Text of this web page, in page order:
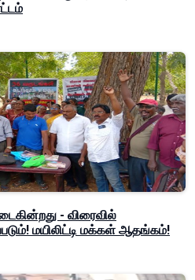
- விரைவில்
மயிலிட்டி மக்கள் ஆதங்கம்!